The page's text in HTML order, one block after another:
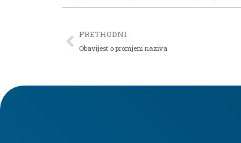
PRETHODNI
Obavijest o promjeni naziva